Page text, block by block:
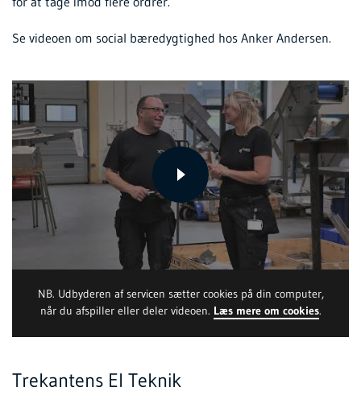
Se videoen om social bæredygtighed hos Anker Andersen.
NB. Udbyderen af servicen sætter cookies på din computer,
når du afspiller eller deler videoen. Læs mere om cookies.
Trekantens El Teknik